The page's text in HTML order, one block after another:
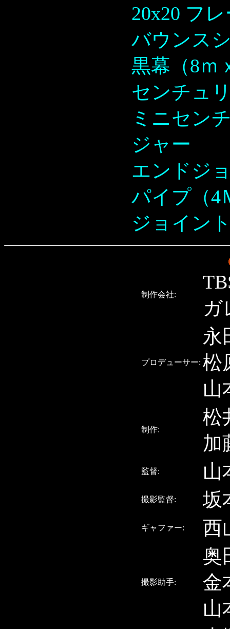
20x20 フ
バウンス
黒幕（8ｍ
センチュ
ミニセン
ジャー
エンドジ
パイプ（4
ジョイン
制作会社:
ガ
プロデューサー:
永
松
山
制作:
松
加
監督: 山
撮影監督: 坂
ギャファー: 西
撮影助手:
奥
金
山